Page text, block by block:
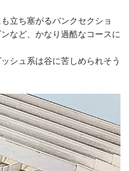
立ち塞がるバンクセクショ
など、かなり過酷なコースに
シュ系は谷に苦しめられそう